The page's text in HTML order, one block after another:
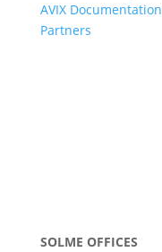
AVIX Documentation
Partners
SOLME OFFICES